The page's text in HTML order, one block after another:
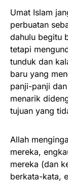
Umat Islam
perbuatan
dahulu begitu
tetapi
tunduk dan
baru yang
panji-panji
menarik
tujuan yang
Allah
mereka,
mereka (dan
berkata-kata,